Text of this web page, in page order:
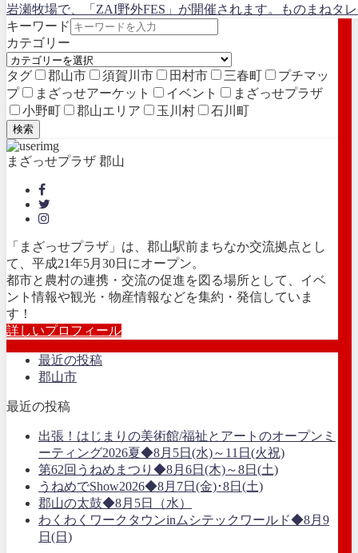
岩瀬牧場で、「ZAI野外FES」が開催されます。ものまねタ
キーワード
カテゴリー
タグ 郡山市 須賀川市 田村市 三春町
プチマッ
プ
まざっせアーケット イベント
まざっせプラザ
小野町
郡山エリア 玉川村 石川町
検索
まざっせプラザ 郡山
「まざっせプラザ」は、郡山駅前まちなか交流拠点とし
て、平成21年5月30日にオープン。
都市と農村の連携・交流の促進を図る場所として、イベ
ント情報や観光・物産情報などを集約・発信していま
す！
詳しいプロフィール
最近の投稿
郡山市
最近の投稿
出張！はじまりの美術館/福祉とアートのオープンミ
ーティング2026夏◆8月5日(水)～11日(火祝)
第62回うねめまつり◆8月6日(木)～8日(土)
うねめでShow2026◆8月7日(金)･8日(土)
郡山の太鼓◆8月5日（水）
わくわくワークタウンinムシテックワールド◆8月9
日(日)